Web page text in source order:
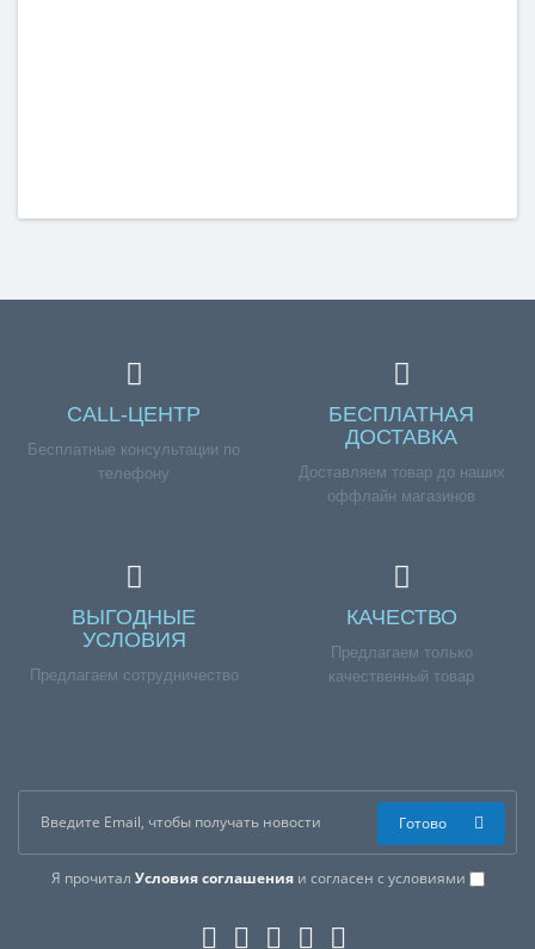
CALL-ЦЕНТР
Бесплатные консультации по
телефону
БЕСПЛАТНАЯ
ДОСТАВКА
Доставляем товар до наших
оффлайн магазинов
ВЫГОДНЫЕ
УСЛОВИЯ
Предлагаем сотрудничество
КАЧЕСТВО
Предлагаем только
качественный товар
Я прочитал Условия соглашенияи согласен с условиями
Готово